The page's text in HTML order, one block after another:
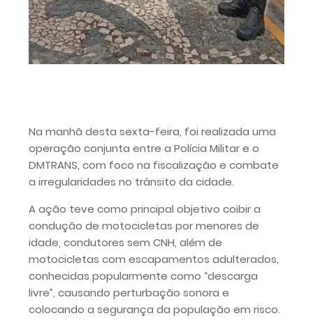
Na manhã desta sexta-feira, foi realizada uma
operação conjunta entre a Polícia Militar e o
DMTRANS, com foco na fiscalização e combate
a irregularidades no trânsito da cidade.
A ação teve como principal objetivo coibir a
condução de motocicletas por menores de
idade, condutores sem CNH, além de
motocicletas com escapamentos adulterados,
conhecidas popularmente como “descarga
livre”, causando perturbação sonora e
colocando a segurança da população em risco.